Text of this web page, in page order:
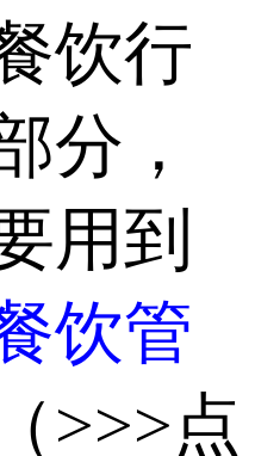
饮行
分，
用到
饮管
（>>>点